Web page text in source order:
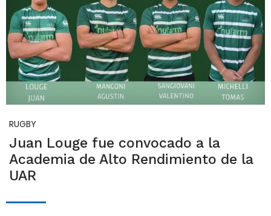
RUGBY
Juan Louge fue convocado a la
Academia de Alto Rendimiento de la
UAR